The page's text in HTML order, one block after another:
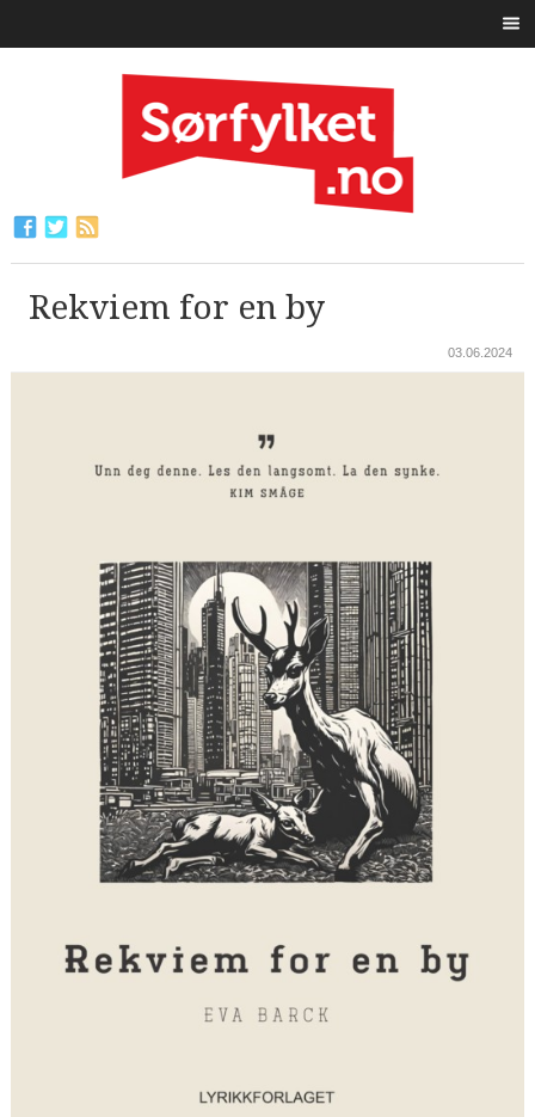
Rekviem for en by
03.06.2024